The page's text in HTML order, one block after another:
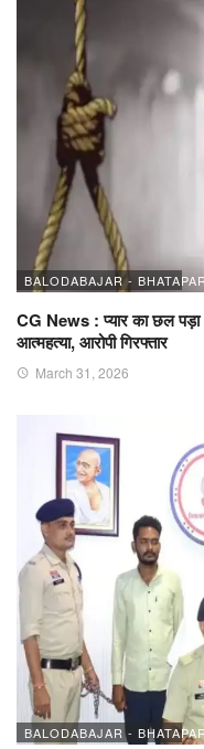
BALODABAJAR -
CG News : प्यार का छल पड़ा
आत्महत्या, आरोपी गिरफ्तार
March 31, 2026
BALODABAJAR -